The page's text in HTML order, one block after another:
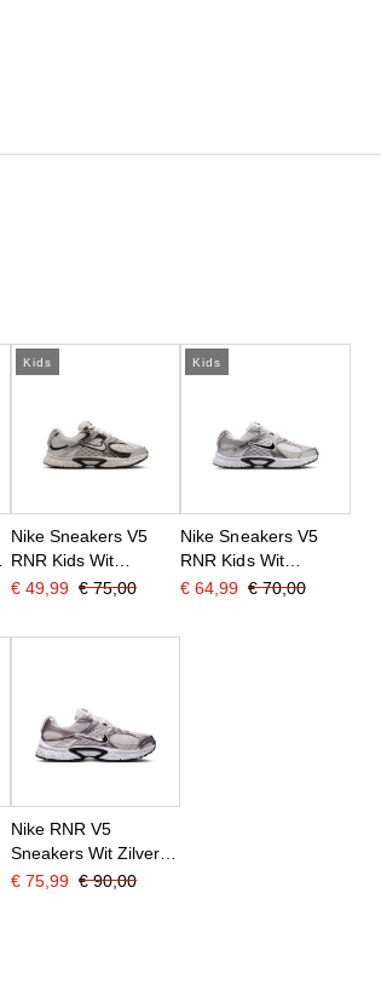
Kids
Nike Sneakers V5
RNR Kids Wit
Zilvergrijs Zwart
€ 49,99 € 75,00
Kids
Nike Sneakers V5
RNR Kids Wit
Zilvergrijs Zwart Grijs
€ 64,99 € 70,00
Nike RNR V5
Sneakers Wit Zilver
Zwart
€ 75,99 € 90,00